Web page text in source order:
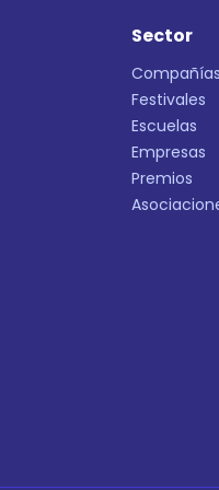
Sector
Festivales
Escuelas
Empresas
Premios